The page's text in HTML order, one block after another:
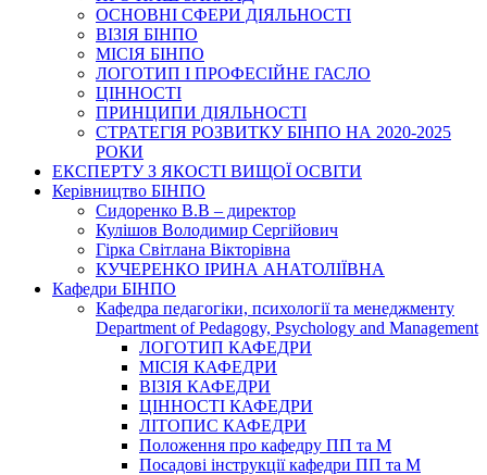
ОСНОВНІ СФЕРИ ДІЯЛЬНОСТІ
ВІЗІЯ БІНПО
МІСІЯ БІНПО
ЛОГОТИП І ПРОФЕСІЙНЕ ГАСЛО
ЦІННОСТІ
ПРИНЦИПИ ДІЯЛЬНОСТІ
СТРАТЕГІЯ РОЗВИТКУ БІНПО НА 2020-2025
РОКИ
ЕКСПЕРТУ З ЯКОСТІ ВИЩОЇ ОСВІТИ
Керівництво БІНПО
Сидоренко В.В – директор
Кулішов Володимир Сергійович
Гірка Світлана Вікторівна
КУЧЕРЕНКО ІРИНА АНАТОЛІЇВНА
Кафедри БІНПО
Кафедра педагогіки, психології та менеджменту
Department of Pedagogy, Psychology and Management
ЛОГОТИП КАФЕДРИ
МІСІЯ КАФЕДРИ
ВІЗІЯ КАФЕДРИ
ЦІННОСТІ КАФЕДРИ
ЛІТОПИС КАФЕДРИ
Положення про кафедру ПП та М
Посадові інструкції кафедри ПП та М